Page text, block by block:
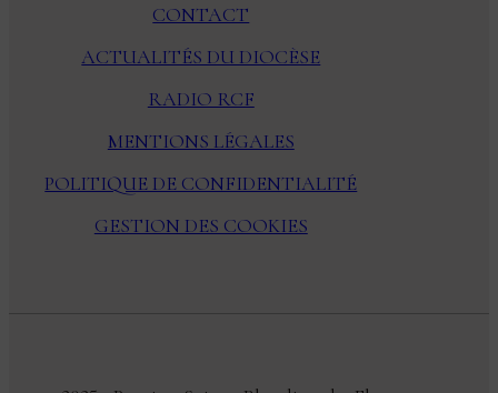
CONTACT
ACTUALITÉS DU DIOCÈSE
RADIO RCF
MENTIONS LÉGALES
POLITIQUE DE CONFIDENTIALITÉ
GESTION DES COOKIES